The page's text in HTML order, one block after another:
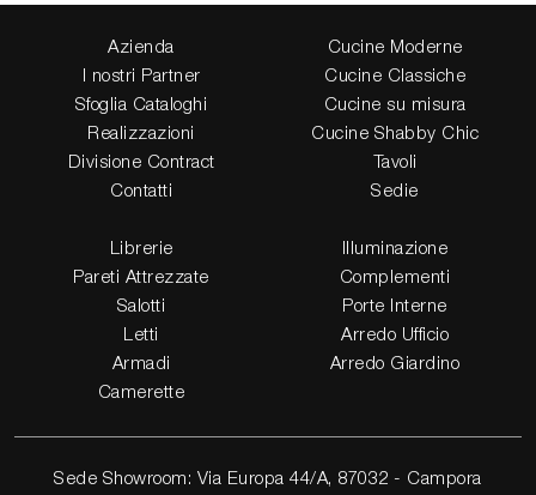
Azienda
I nostri Partner
Sfoglia Cataloghi
Realizzazioni
Divisione Contract
Contatti
Cucine Moderne
Cucine Classiche
Cucine su misura
Cucine Shabby Chic
Tavoli
Sedie
Librerie
Pareti Attrezzate
Salotti
Letti
Armadi
Camerette
Illuminazione
Complementi
Porte Interne
Arredo Ufficio
Arredo Giardino
Sede Showroom: Via Europa 44/A, 87032 - Campora